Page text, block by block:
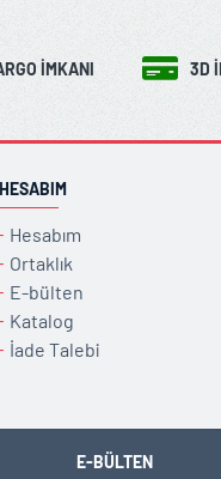
İMKANI 3D
HESABIM
Hesabım
Ortaklık
E-bülten
Katalog
İade Talebi
E-BÜLTEN